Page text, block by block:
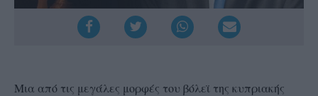
Μια από τις μεγάλες μορφές του βόλεϊ της κυπριακής